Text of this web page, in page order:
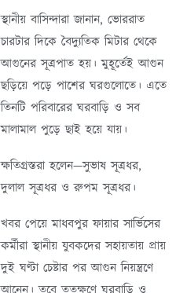
স্থানীয় বাসিন্দারা জানান, ভোররাত
চারটার দিকে বৈদ্যুতিক মিটার থেকে
আগুনের সূত্রপাত হয়। মুহূর্তেই আগুন
ছড়িয়ে পড়ে পাশের ঘরগুলোতে। এতে
তিনটি পরিবারের ঘরবাড়ি ও সব
মালামাল পুড়ে ছাই হয়ে যায়।
ক্ষতিগ্রস্তরা হলেন—সুভাষ সূত্রধর,
দুলাল সূত্রধর ও রুপম সূত্রধর।
খবর পেয়ে মাধবপুর ফায়ার সার্ভিসের
কর্মীরা স্থানীয় যুবকদের সহায়তায় প্রায়
দুই ঘণ্টা চেষ্টার পর আগুন নিয়ন্ত্রণে